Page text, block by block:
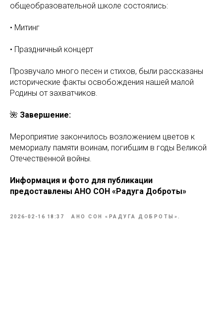
общеобразовательной школе состоялись:
• Митинг
• Праздничный концерт
Прозвучало много песен и стихов, были рассказаны
исторические факты освобождения нашей малой
Родины от захватчиков.
🌺 Завершение:
Мероприятие закончилось возложением цветов к
мемориалу памяти воинам, погибшим в годы Великой
Отечественной войны.
Информация и фото для публикации
предоставлены АНО СОН «Радуга Доброты»
2026-02-16 18:37 АНО СОН «РАДУГА ДОБРОТЫ».